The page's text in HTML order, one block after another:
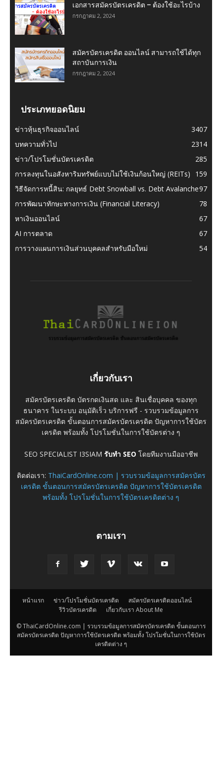
เอกสารสมัครบัตรเครดิต – ต้องใช้อะไรบ้าง
กรกฎาคม 2, 2024
สมัครบัตรเครดิต ออนไลน์ สามารถใช้ได้ทุก
สถาบันการเงิน
กรกฎาคม 2, 2024
ประเภทยอดนิยม
ข่าวหุ้นธุรกิจออนไลน์
3407
บทความทั่วไป
2314
ข่าว/โปรโมชั่นบัตรเครดิต
285
การลงทุนในอสังหาริมทรัพย์แบบไม่ใช้เงินก้อนใหญ่ (REITs)
159
วิธีจัดการหนี้สิน: กลยุทธ์ Debt Snowball vs. Debt Avalanche97
การพัฒนาทักษะทางการเงิน (Financial Literacy)
78
หาเงินออนไลน์
67
AI การตลาด
67
การวางแผนการเงินส่วนบุคคลสำหรับมือใหม่
54
เกี่ยวกับเรา
สมัครบัตรเครดิต บัตรกดเงินสด และ สินเชื่อบุคคล ของทุก
ธนาคาร ในระบบ อนุมัติเร็ว บริการฟรี - รวบรวมข้อมูลการ
สมัครบัตรเครดิต ขั้นตอนการสมัครบัตรเครดิต ปัญหาการใช้บัตร
เครดิต พร้อมทั้ง โปรโมชั่นในการใช้บัตรต่าง ๆ
SEO SPECIALIST I3SIAM รับทำ SEO โดยทีมงานมืออาชีพ
ติดต่อเรา: ThaiCardOnline.com | รวบรวมข้อมูลการสมัครบัตร
เครดิต ขั้นตอนการสมัครบัตรเครดิต ปัญหาการใช้บัตรเครดิต
พร้อมทั้ง โปรโมชั่นในการใช้บัตรเครดิตต่าง ๆ
ตามเรา
หน้าแรก ข่าว/โปรโมชั่นบัตรเครดิต
สมัครบัตรเครดิตออนไลน์
รีวิวบัตรเครดิต
เกี่ยวกับเรา About Me
© ThaiCardOnline.com | รวบรวมข้อมูลการสมัครบัตรเครดิต ขั้นตอนการ
สมัครบัตรเครดิต ปัญหาการใช้บัตรเครดิต พร้อมทั้ง โปรโมชั่นในการใช้บัตร
เครดิตต่าง ๆ